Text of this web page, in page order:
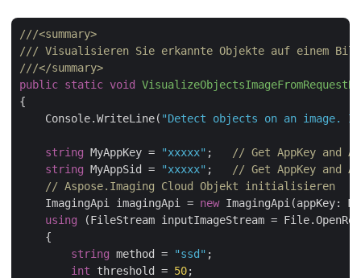
///<summary>
/// Visualisieren Sie erkannte Objekte auf einem
///</summary>
public static void
{
    Console.WriteLine(
"Detect objects on an image.
string MyAppKey = "xxxxx" ;
// Get AppKey and
string MyAppSid = "xxxxx" ;
// Get AppKey and
// Aspose.Imaging Cloud Objekt initialisieren
    ImagingApi imagingApi =
new ImagingApi(appKey:
using (FileStream inputImageStream =
    {
string method = "ssd" ;
int threshold = 50;